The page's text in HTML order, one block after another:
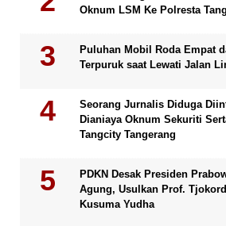
Oknum LSM Ke Polresta
Puluhan Mobil Roda Empat
Terpuruk saat Lewati Jalan
Seorang Jurnalis Diduga
Dianiaya Oknum Sekuriti
Tangcity Tangerang
PDKN Desak Presiden
Agung, Usulkan Prof.
Kusuma Yudha